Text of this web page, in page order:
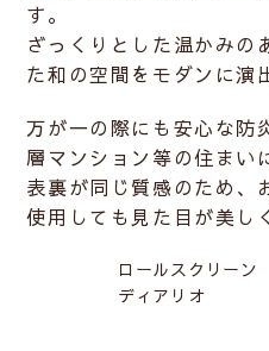
す。
ざっくりとした温かみの
た和の空間をモダンに演
万が一の際にも安心な防
層マンション等の住まい
表裏が同じ質感のため、
使用しても見た目が美し
ロールスクリーン
ディアリオ